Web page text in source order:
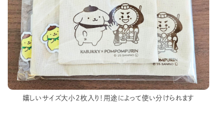
嬉しいサイズ大小2枚入り！用途によって使い分けられます